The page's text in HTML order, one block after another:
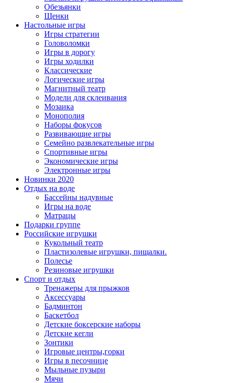
Обезьянки
Щенки
Настольные игры
Игры стратегии
Головоломки
Игры в дорогу
Игры ходилки
Классические
Логические игры
Магнитный театр
Модели для склеивания
Мозаика
Монополия
Наборы фокусов
Развивающие игры
Семейно развлекательные игры
Спортивные игры
Экономические игры
Электронные игры
Новинки 2020
Отдых на воде
Бассейны надувные
Игры на воде
Матрацы
Подарки группе
Российские игрушки
Кукольный театр
Пластизолевые игрушки, пищалки.
Полесье
Резиновые игрушки
Спорт и отдых
Тренажеры для прыжков
Аксессуары
Бадминтон
Баскетбол
Детские боксерские наборы
Детские кегли
Зонтики
Игровые центры,горки
Игры в песочнице
Мыльные пузыри
Мячи